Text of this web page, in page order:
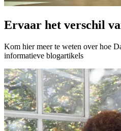
Ervaar het verschil
Kom hier meer te weten over hoe
informatieve blogartikels